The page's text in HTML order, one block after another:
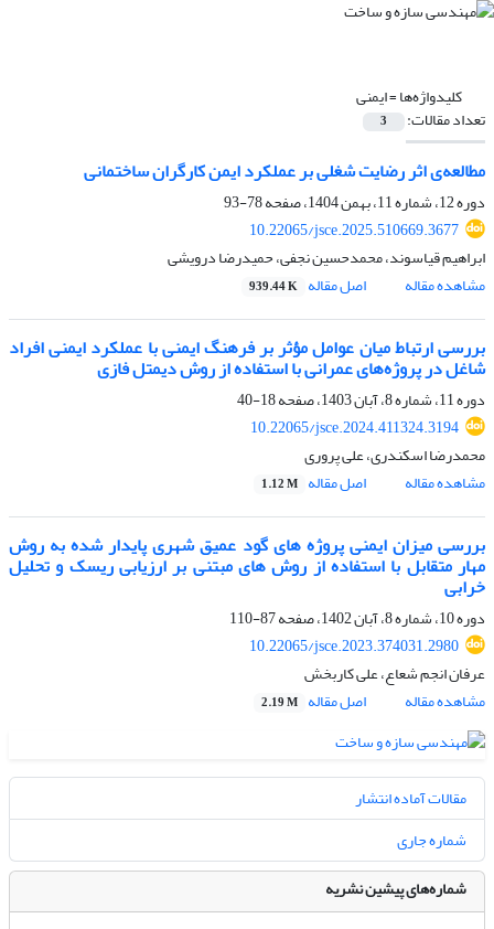
کلیدواژه‌ها =ایمنی
تعداد مقالات: 3
مطالعه‌ی اثر رضایت شغلی بر عملکرد ایمن کارگران ساختمانی
دوره 12، شماره 11، بهمن 1404، صفحه
78-93
10.22065/jsce.2025.510669.3677
ابراهیم قیاسوند، محمدحسین نجفی، حمیدرضا درویشی
مشاهده مقاله
اصل مقاله 939.44 K
بررسی ارتباط میان عوامل مؤثر بر فرهنگ ایمنی با عملکرد ایمنی افراد
شاغل در پروژه‌های عمرانی با استفاده از روش دیمتل فازی
دوره 11، شماره 8، آبان 1403، صفحه
18-40
10.22065/jsce.2024.411324.3194
محمدرضا اسکندری، علی پروری
مشاهده مقاله
اصل مقاله 1.12 M
بررسی میزان ایمنی پروژه های گود عمیق شهری پایدار شده به روش
مهار متقابل با استفاده از روش های مبتنی بر ارزیابی ریسک و تحلیل
خرابی
دوره 10، شماره 8، آبان 1402، صفحه
87-110
10.22065/jsce.2023.374031.2980
عرفان انجم شعاع، علی کاربخش
مشاهده مقاله
اصل مقاله 2.19 M
مقالات آماده انتشار
شماره جاری
شماره‌های پیشین نشریه